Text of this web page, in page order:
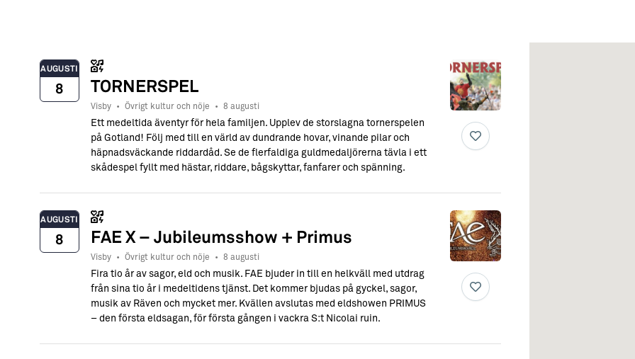
AUGUSTI
8 TORNERSPEL
Visby • Övrigt kultur och nöje • 8 augusti
Ett medeltida äventyr för hela familjen. Upplev de storslagna tornerspelen
på Gotland! Följ med till en värld av dundrande hovar, vinande pilar och
häpnadsväckande riddardåd. Se de flerfaldiga guldmedaljörerna tävla i ett
skådespel fyllt med hästar, riddare, bågskyttar, fanfarer och spänning.
AUGUSTI
8 FAE X – Jubileumsshow + Primus
Visby • Övrigt kultur och nöje • 8 augusti
Fira tio år av sagor, eld och musik. FAE bjuder in till en helkväll med utdrag
från sina tio år i medeltidens tjänst. Det kommer bjudas på gyckel, sagor,
musik av Räven och mycket mer. Kvällen avslutas med eldshowen PRIMUS
– den första eldsagan, för första gången i vackra S:t Nicolai ruin.